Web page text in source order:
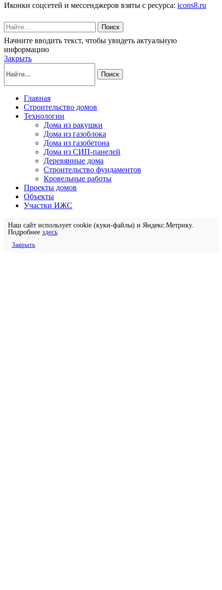
Иконки соцсетей и мессенджеров взяты с ресурса: icons8.ru
Поиск
Начните вводить текст, чтобы увидеть актуальную
информацию
Закрыть
Поиск
Главная
Строительство домов
Технологии
Дома из ракушки
Дома из газоблока
Дома из газобетона
Дома из СИП-панелей
Деревянные дома
Строительство фундаментов
Кровельные работы
Проекты домов
Объекты
Участки ИЖС
Наш сайт использует cookie (куки-файлы) и Яндекс.Метрику.
Подробнее здесь
Закрыть